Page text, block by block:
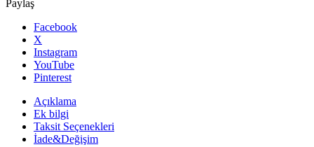
Kehribar
Tesbih
8x11.5mm
20Gr
Arpa
Kesim
adet
Paylaş
Facebook
X
Instagram
YouTube
Pinterest
Açıklama
Ek bilgi
Taksit Seçenekleri
İade&Değişim